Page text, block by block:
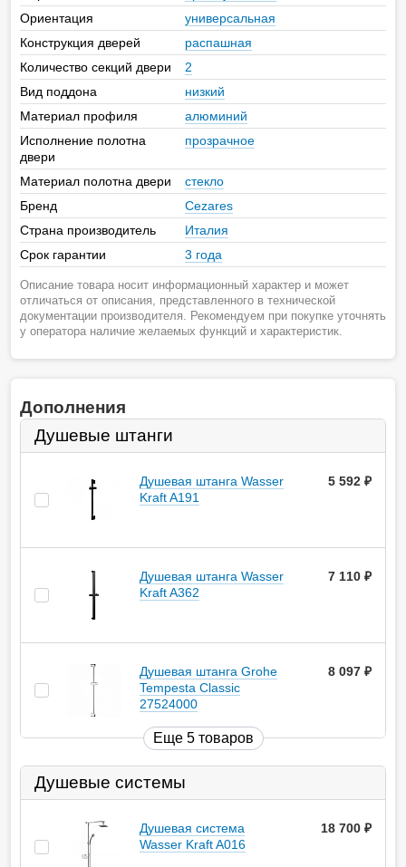
Ориентация
универсальная
Конструкция дверей
распашная
Количество секций двери
2
Вид поддона
низкий
Материал профиля
алюминий
Исполнение полотна
двери
прозрачное
Материал полотна двери
стекло
Бренд
Cezares
Страна производитель
Италия
Срок гарантии
3 года
Описание товара носит информационный характер и может
отличаться от описания, представленного в технической
документации производителя. Рекомендуем при покупке уточнять
у оператора наличие желаемых функций и характеристик.
Дополнения
Душевые штанги
Душевая штанга Wasser
Kraft A191
5 592
Душевая штанга Wasser
Kraft A362
7 110
Душевая штанга Grohe
Tempesta Classic
27524000
8 097
Еще 5 товаров
Душевые системы
Душевая система
Wasser Kraft A016
18 700